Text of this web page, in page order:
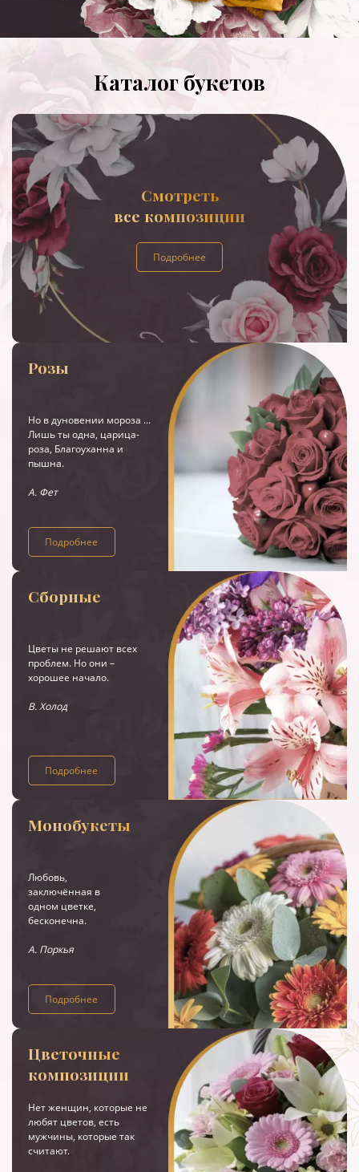
Каталог букетов
Смотреть
все композиции
Подробнее
Розы
Но в дуновении мороза ...
Лишь ты одна, царица-
роза, Благоуханна и
пышна.
А. Фет
Подробнее
Сборные
Цветы не решают всех
проблем. Но они –
хорошее начало.
В. Холод
Подробнее
Монобукеты
Любовь,
заключённая в
одном цветке,
бесконечна.
А. Поркья
Подробнее
Цветочные
композиции
Нет женщин, которые не
любят цветов, есть
мужчины, которые так
считают.